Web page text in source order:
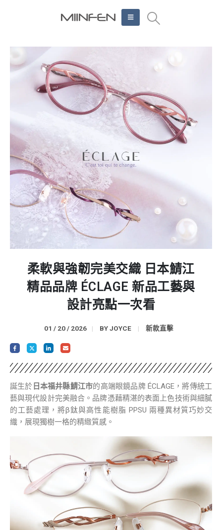
柔軟與強韌完美交織 日本鯖江
精品品牌 ÉCLAGE 新品工藝與
設計亮點一次看
01 / 20 / 2026 BY JOYCE 新款直擊
誕生於 日本福井縣鯖江市的高端眼鏡品牌 ÉCLAGE，將傳統工
藝與現代設計完美融合。品牌憑藉精湛的表面上色技術與細膩
的工藝處理，將β鈦與高性能樹脂 PPSU 兩種異材質巧妙交
織，展現獨樹一格的精緻質感。